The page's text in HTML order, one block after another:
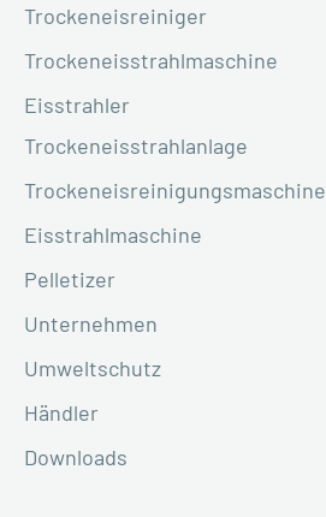
Trockeneisreiniger
Trockeneisstrahlmaschine
Eisstrahler
Trockeneisstrahlanlage
Trockeneisreinigungsmaschine
Eisstrahlmaschine
Pelletizer
Unternehmen
Umweltschutz
Händler
Downloads